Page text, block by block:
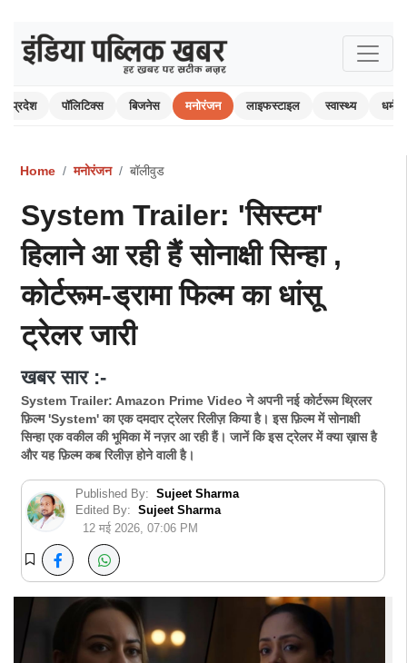
प्रदेश पॉलिटिक्स बिजनेस मनोरंजन लाइफस्टाइल स्वास्थ्य धर्म-
Home मनोरंजन बॉलीवुड
System Trailer: 'सिस्टम'
हिलाने आ रही हैं सोनाक्षी सिन्हा ,
कोर्टरूम-ड्रामा फिल्म का धांसू
ट्रेलर जारी
खबर सार :-
System Trailer: Amazon Prime Video ने अपनी नई कोर्टरूम थ्रिलर
फ़िल्म 'System' का एक दमदार ट्रेलर रिलीज़ किया है। इस फ़िल्म में सोनाक्षी
सिन्हा एक वकील की भूमिका में नज़र आ रही हैं। जानें कि इस ट्रेलर में क्या ख़ास है
और यह फ़िल्म कब रिलीज़ होने वाली है।
Published By: Sujeet Sharma
Edited By: Sujeet Sharma
12 मई 2026, 07:06 PM